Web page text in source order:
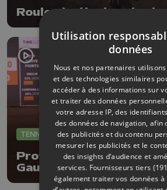
Rouler à vélo dans la
TENNIS
Province Open : entrée
Gauthier Onclin !
Utilisation
données
Nous et nos partenaires
et des technologies similaires
accéder à des informations sur
et traiter des données
votre adresse IP, des
des données de navigation, afin
des publicités et du contenu
mesurer les publicités et le
des insights d’audience et
services. Fournisseurs tiers
également traiter vos données à